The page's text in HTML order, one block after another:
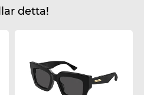
detta!